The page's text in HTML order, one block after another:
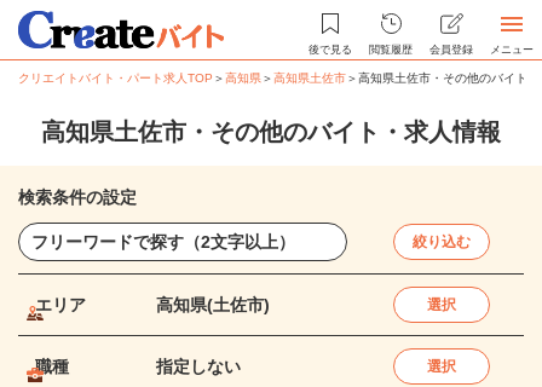
後で見る 閲覧履歴 会員登録 メニュー
クリエイトバイト・パート求人TOP ＞高知県＞高知県土佐市＞高知県土佐市・その他のバイト
高知県土佐市・その他のバイト・求人情報
検索条件の設定
絞り込む
エリア 高知県(土佐市) 選択
職種 指定しない 選択